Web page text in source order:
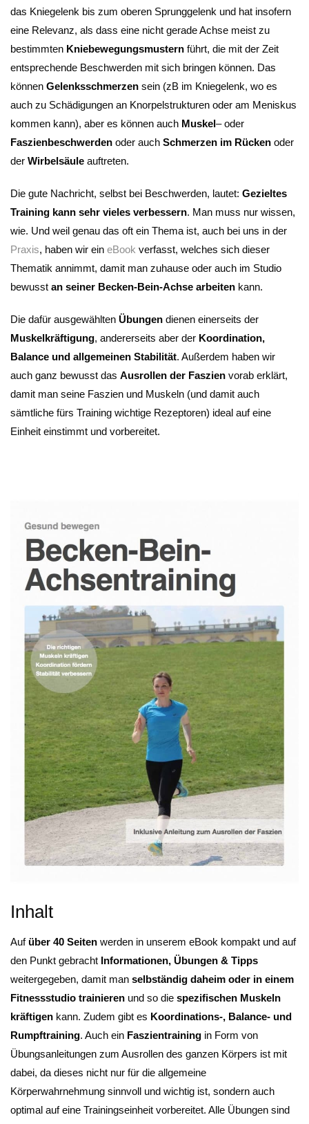
das Kniegelenk bis zum oberen Sprunggelenk und hat insofern
eine Relevanz, als dass eine nicht gerade Achse meist zu
bestimmten Kniebewegungsmustern führt, die mit der Zeit
entsprechende Beschwerden mit sich bringen können. Das
können Gelenksschmerzen sein (zB im Kniegelenk, wo es
auch zu Schädigungen an Knorpelstrukturen oder am Meniskus
kommen kann), aber es können auch Muskel– oder
Faszienbeschwerden oder auch Schmerzen im Rücken oder
der Wirbelsäule auftreten.
Die gute Nachricht, selbst bei Beschwerden, lautet: Gezieltes
Training kann sehr vieles verbessern. Man muss nur wissen,
wie. Und weil genau das oft ein Thema ist, auch bei uns in der
Praxis, haben wir ein eBook verfasst, welches sich dieser
Thematik annimmt, damit man zuhause oder auch im Studio
bewusst an seiner Becken-Bein-Achse arbeiten kann.
Die dafür ausgewählten Übungen dienen einerseits der
Muskelkräftigung, andererseits aber der Koordination,
Balance und allgemeinen Stabilität. Außerdem haben wir
auch ganz bewusst das Ausrollen der Faszien vorab erklärt,
damit man seine Faszien und Muskeln (und damit auch
sämtliche fürs Training wichtige Rezeptoren) ideal auf eine
Einheit einstimmt und vorbereitet.
Inhalt
Auf über 40 Seiten werden in unserem eBook kompakt und auf
den Punkt gebracht Informationen, Übungen & Tipps
weitergegeben, damit man selbständig daheim oder in einem
Fitnessstudio trainieren und so die spezifischen Muskeln
kräftigen kann. Zudem gibt es Koordinations-, Balance- und
Rumpftraining. Auch ein Faszientraining in Form von
Übungsanleitungen zum Ausrollen des ganzen Körpers ist mit
dabei, da dieses nicht nur für die allgemeine
Körperwahrnehmung sinnvoll und wichtig ist, sondern auch
optimal auf eine Trainingseinheit vorbereitet. Alle Übungen sind